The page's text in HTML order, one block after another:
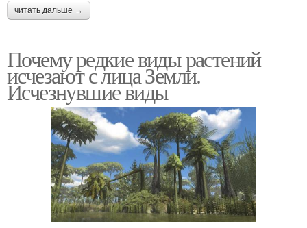
читать дальше →
Почему редкие виды растений
исчезают с лица Земли.
Исчезнувшие виды